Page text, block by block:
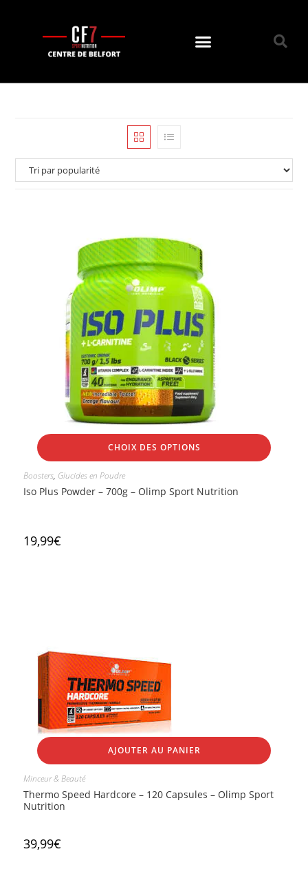
CHOIX DES OPTIONS
Boosters, Glucides en Poudre
Iso Plus Powder – 700g – Olimp Sport Nutrition
19,99€
AJOUTER AU PANIER
Minceur & Beauté
Thermo Speed Hardcore – 120 Capsules – Olimp Sport
Nutrition
39,99€